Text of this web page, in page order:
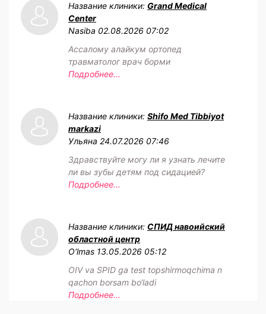
Название клиники: Grand Medical
Center
Nasiba 02.08.2026 07:02
Ассалому алайкум ортопед
травматолог врач борми
Подробнее...
Название клиники: Shifo Med Tibbiyot
markazi
Ульяна 24.07.2026 07:46
Здравствуйте могу ли я узнать лечите
ли вы зубы детям под сидацией?
Подробнее...
Название клиники: СПИД навоийский
областной центр
O‘lmas 13.05.2026 05:12
OIV va SPID ga test topshirmoqchima n
qachon borsam bo‘ladi
Подробнее...